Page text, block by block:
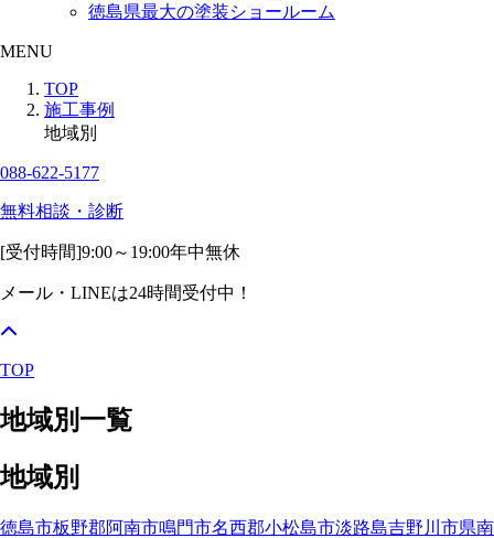
徳島県最大の塗装ショールーム
MENU
TOP
施工事例
地域別
088-622-5177
無料相談・診断
[受付時間]9:00～19:00年中無休
メール・LINEは24時間受付中！
TOP
地域別一覧
地域別
徳島市板野郡阿南市鳴門市名西郡小松島市淡路島吉野川市県南